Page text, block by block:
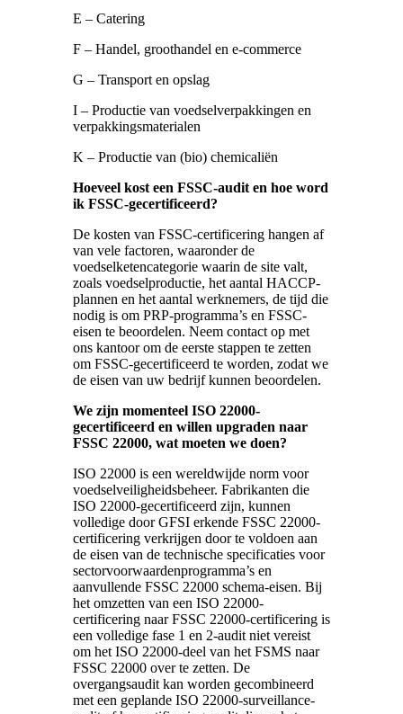
E – Catering
F – Handel, groothandel en e-commerce
G – Transport en opslag
I – Productie van voedselverpakkingen en
verpakkingsmaterialen
K – Productie van (bio) chemicaliën
Hoeveel kost een FSSC-audit en hoe word
ik FSSC-gecertificeerd?
De kosten van FSSC-certificering hangen af
van vele factoren, waaronder de
voedselketencategorie waarin de site valt,
zoals voedselproductie, het aantal HACCP-
plannen en het aantal werknemers, de tijd die
nodig is om PRP-programma’s en FSSC-
eisen te beoordelen. Neem contact op met
ons kantoor om de eerste stappen te zetten
om FSSC-gecertificeerd te worden, zodat we
de eisen van uw bedrijf kunnen beoordelen.
We zijn momenteel ISO 22000-
gecertificeerd en willen upgraden naar
FSSC 22000, wat moeten we doen?
ISO 22000 is een wereldwijde norm voor
voedselveiligheidsbeheer. Fabrikanten die
ISO 22000-gecertificeerd zijn, kunnen
volledige door GFSI erkende FSSC 22000-
certificering verkrijgen door te voldoen aan
de eisen van de technische specificaties voor
sectorvoorwaardenprogramma’s en
aanvullende FSSC 22000 schema-eisen. Bij
het omzetten van een ISO 22000-
certificering naar FSSC 22000-certificering is
een volledige fase 1 en 2-audit niet vereist
om het ISO 22000-deel van het FSMS naar
FSSC 22000 over te zetten. De
overgangsaudit kan worden gecombineerd
met een geplande ISO 22000-surveillance-